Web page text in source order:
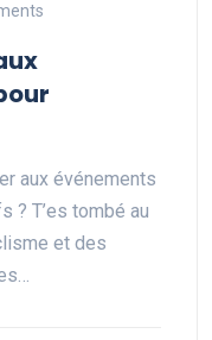
aux événements
T’es tombé au
et des